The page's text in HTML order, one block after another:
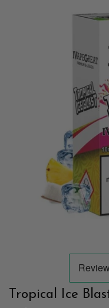
Tropical Ice